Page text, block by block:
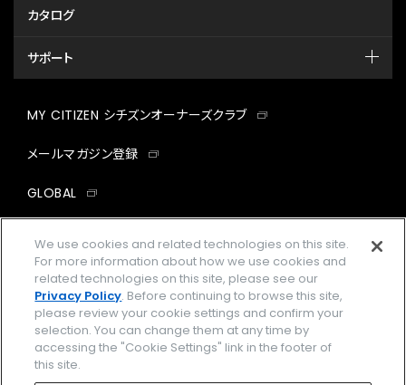
カタログ
サポート
MY CITIZEN シチズンオーナーズクラブ
メールマガジン登録
GLOBAL
facebookinstagramtwitter
企業情報 ご利用規約
プライバシーポリシー Cookies Settings
We use cookies and related technologies on this site.
For more information about how we use cookies and
related technologies on this site, please see our
Privacy Policy. Before continuing to browse this site,
please review your cookie settings and confirm your
selection. You can change them at any time by
accessing the "Cookie Settings" link in the footer of
this site.